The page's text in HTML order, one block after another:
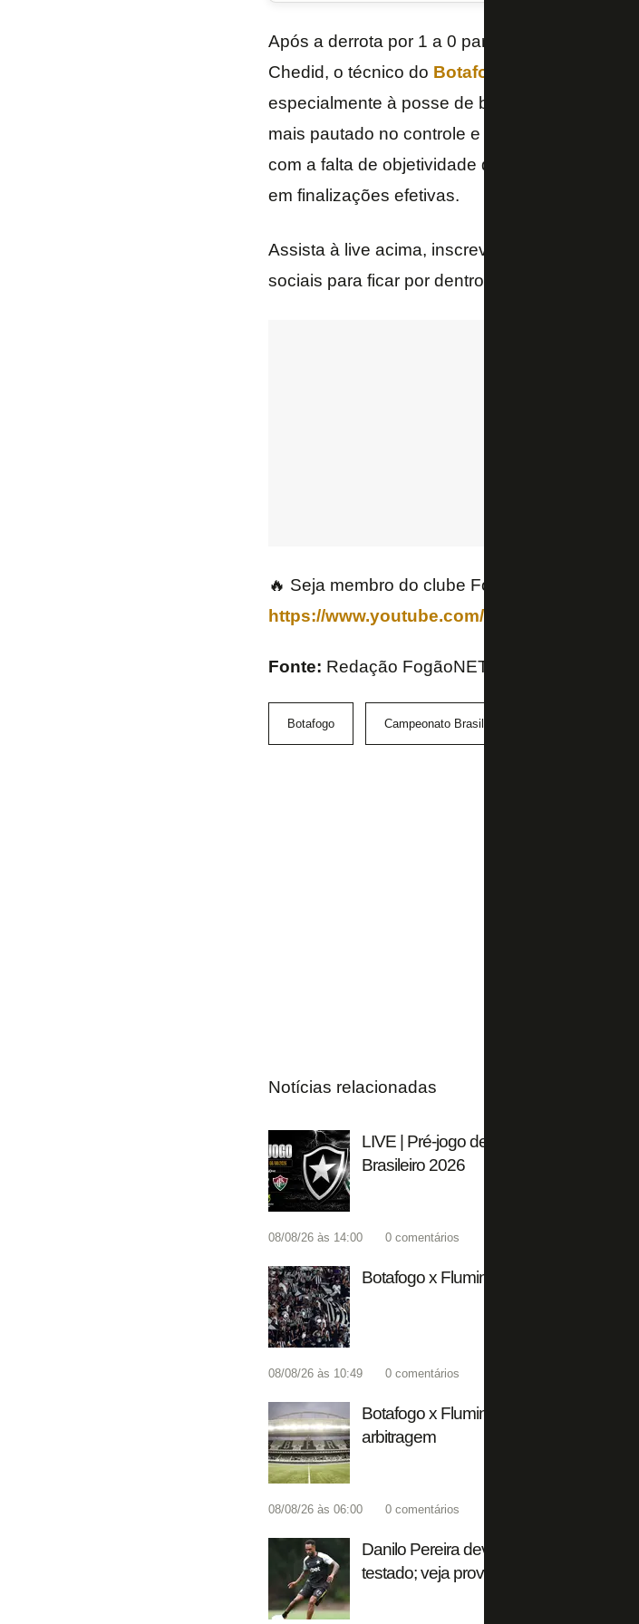
Após a derrota por 1 a 0 para o Red Bull
Chedid, o técnico do Botafogo
especialmente à posse de bola improdutiva.
mais pautado no controle e na circulação da
com a falta de objetividade do time, que tem
em finalizações efetivas.
Assista à live acima, inscreva-se no nosso
sociais para ficar por dentro das últimas
🔥 Seja membro do clube FogãoNET+ e ganhe
https://www.youtube.com/
Fonte: Redação FogãoNET
Botafogo Campeonato Brasileiro
Notícias relacionadas
LIVE | Pré-jogo de Botafogo x
Brasileiro 2026
08/08/26 às 14:00 0 comentários
Botafogo x Fluminense: 20 mil
08/08/26 às 10:49 0 comentários
Botafogo x Fluminense: onde assistir,
arbitragem
08/08/26 às 06:00 0 comentários
Danilo Pereira deve estrear pelo
testado; veja provável escalação